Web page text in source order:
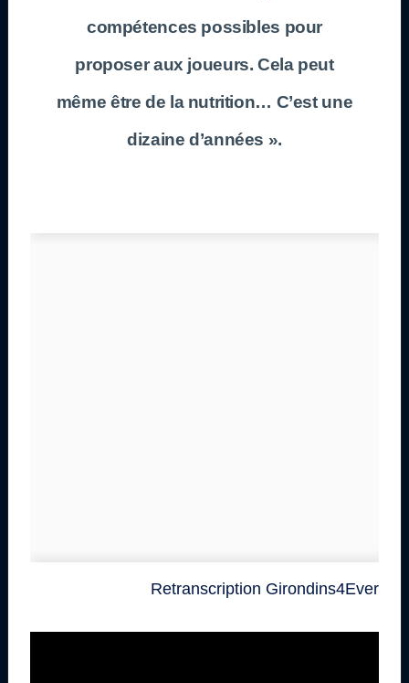
compétences possibles pour
proposer aux joueurs. Cela peut
même être de la nutrition… C’est une
dizaine d’années ».
Retranscription Girondins4Ever